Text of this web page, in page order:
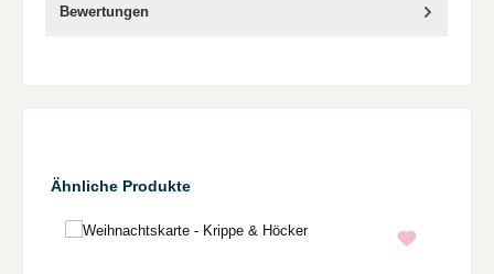
Bewertungen
Produktgalerie überspringen
Ähnliche Produkte